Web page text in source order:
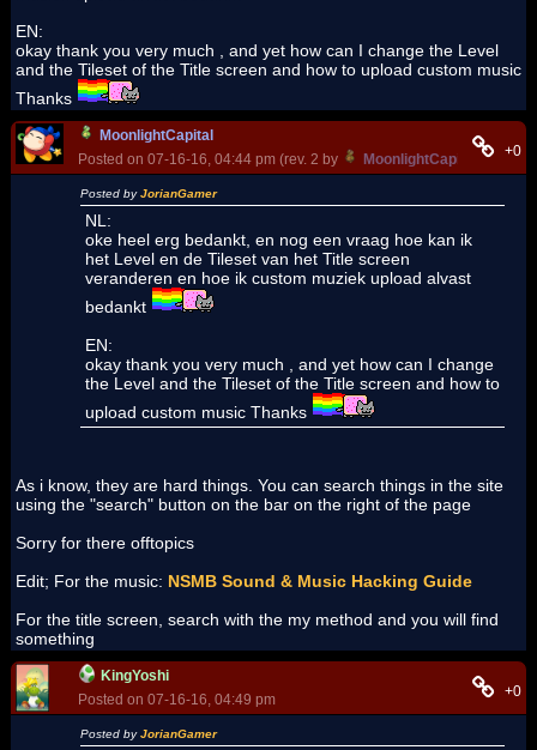
EN:
okay thank you very much , and yet how can I change the Level
and the Tileset of the Title screen and how to upload custom music
Thanks
MoonlightCapital
Posted on 07-16-16, 04:44 pm (rev. 2 by
MoonlightCapital on 07-
+0
Posted byJorianGamer
NL:
oke heel erg bedankt, en nog een vraag hoe kan ik
het Level en de Tileset van het Title screen
veranderen en hoe ik custom muziek upload alvast
bedankt
EN:
okay thank you very much , and yet how can I change
the Level and the Tileset of the Title screen and how to
upload custom music Thanks
As i know, they are hard things. You can search things in the site
using the "search" button on the bar on the right of the page
Sorry for there offtopics
Edit; For the music: NSMB Sound & Music Hacking Guide
For the title screen, search with the my method and you will find
something
KingYoshi
Posted on 07-16-16, 04:49 pm
+0
Posted byJorianGamer